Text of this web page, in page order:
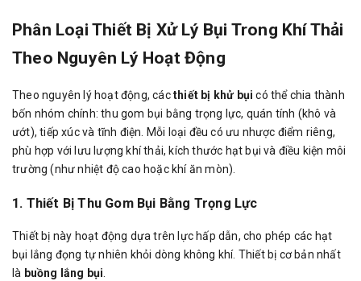
Phân Loại Thiết Bị Xử Lý Bụi Trong Khí Thải
Theo Nguyên Lý Hoạt Động
Theo nguyên lý hoạt động, cácthiết bị khử bụi có thể chia thành
bốn nhóm chính: thu gom bụi bằng trọng lực, quán tính (khô và
ướt), tiếp xúc và tĩnh điện. Mỗi loại đều có ưu nhược điểm riêng,
phù hợp với lưu lượng khí thải, kích thước hạt bụi và điều kiện môi
trường (như nhiệt độ cao hoặc khí ăn mòn).
1. Thiết Bị Thu Gom Bụi Bằng Trọng Lực
Thiết bị này hoạt động dựa trên lực hấp dẫn, cho phép các hạt
bụi lắng đọng tự nhiên khỏi dòng không khí. Thiết bị cơ bản nhất
là buồng lắng bụi